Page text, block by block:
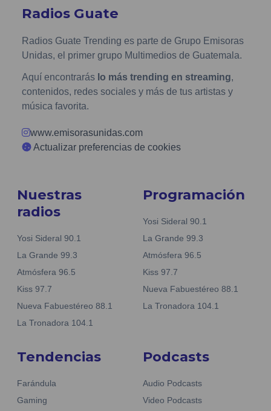
Radios Guate
Radios Guate Trending es parte de Grupo Emisoras
Unidas, el primer grupo Multimedios de Guatemala.
Aquí encontrarás lo más trending en streaming,
contenidos, redes sociales y más de tus artistas y
música favorita.
www.emisorasunidas.com
Actualizar preferencias de cookies
Nuestras
radios
Yosi Sideral 90.1
La Grande 99.3
Atmósfera 96.5
Kiss 97.7
Nueva Fabuestéreo 88.1
La Tronadora 104.1
Programación
Yosi Sideral 90.1
La Grande 99.3
Atmósfera 96.5
Kiss 97.7
Nueva Fabuestéreo 88.1
La Tronadora 104.1
Tendencias
Farándula
Gaming
Podcasts
Audio Podcasts
Video Podcasts